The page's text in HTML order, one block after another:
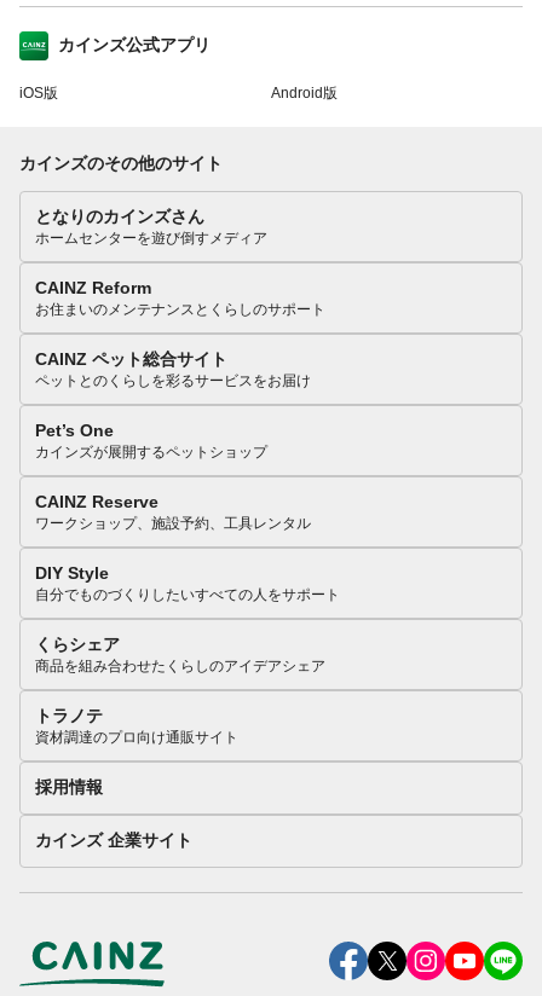
カインズ公式アプリ
iOS版 Android版
カインズのその他のサイト
となりのカインズさん
ホームセンターを遊び倒すメディア
CAINZ Reform
お住まいのメンテナンスとくらしのサポート
CAINZ ペット総合サイト
ペットとのくらしを彩るサービスをお届け
Pet’s One
カインズが展開するペットショップ
CAINZ Reserve
ワークショップ、施設予約、工具レンタル
DIY Style
自分でものづくりしたいすべての人をサポート
くらシェア
商品を組み合わせたくらしのアイデアシェア
トラノテ
資材調達のプロ向け通販サイト
採用情報
カインズ 企業サイト